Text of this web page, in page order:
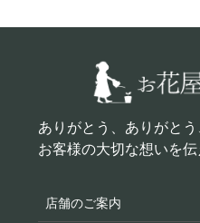
ありがとう、ありがと
お客様の大切な想いを伝
店舗のご案内